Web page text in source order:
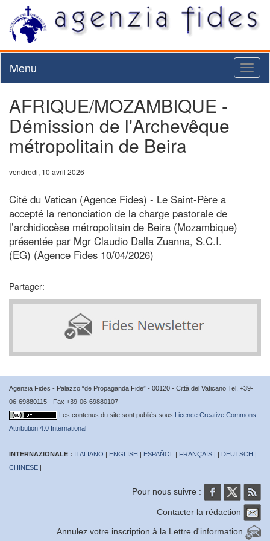
Menu
AFRIQUE/MOZAMBIQUE -
Démission de l'Archevêque
métropolitain de Beira
vendredi, 10 avril 2026
Cité du Vatican (Agence Fides) - Le Saint-Père a
accepté la renonciation de la charge pastorale de
l’archidiocèse métropolitain de Beira (Mozambique)
présentée par Mgr Claudio Dalla Zuanna, S.C.I.
(EG) (Agence Fides 10/04/2026)
Partager:
Agenzia Fides - Palazzo “de Propaganda Fide” - 00120 - Città del Vaticano Tel. +39-
06-69880115 - Fax +39-06-69880107
Les contenus du site sont publiés sous Licence Creative Commons
Attribution 4.0 International
INTERNAZIONALE : ITALIANO | ENGLISH | ESPAÑOL | FRANÇAIS | | DEUTSCH |
CHINESE |
Pour nous suivre :
Contacter la rédaction
Annulez votre inscription à la Lettre d'information